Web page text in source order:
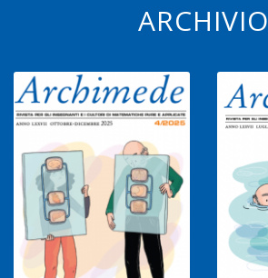
ARCHIVIO